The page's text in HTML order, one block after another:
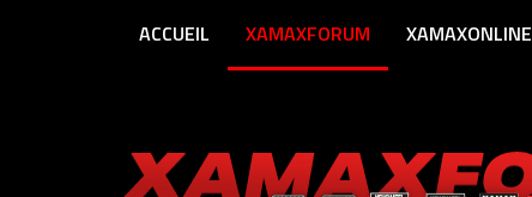
ACCUEIL XAMAXFORUM XAMAXONLINE